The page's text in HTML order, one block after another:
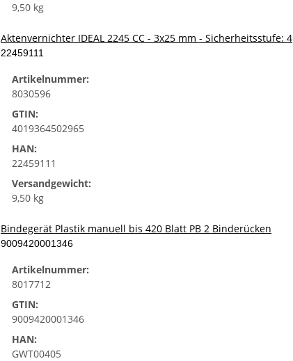
9,50 kg
Aktenvernichter IDEAL 2245 CC - 3x25 mm - Sicherheitsstufe: 4
22459111
Artikelnummer:
8030596
GTIN:
4019364502965
HAN:
22459111
Versandgewicht:
9,50 kg
Bindegerät Plastik manuell bis 420 Blatt PB 2 Binderücken
9009420001346
Artikelnummer:
8017712
GTIN:
9009420001346
HAN:
GWT00405